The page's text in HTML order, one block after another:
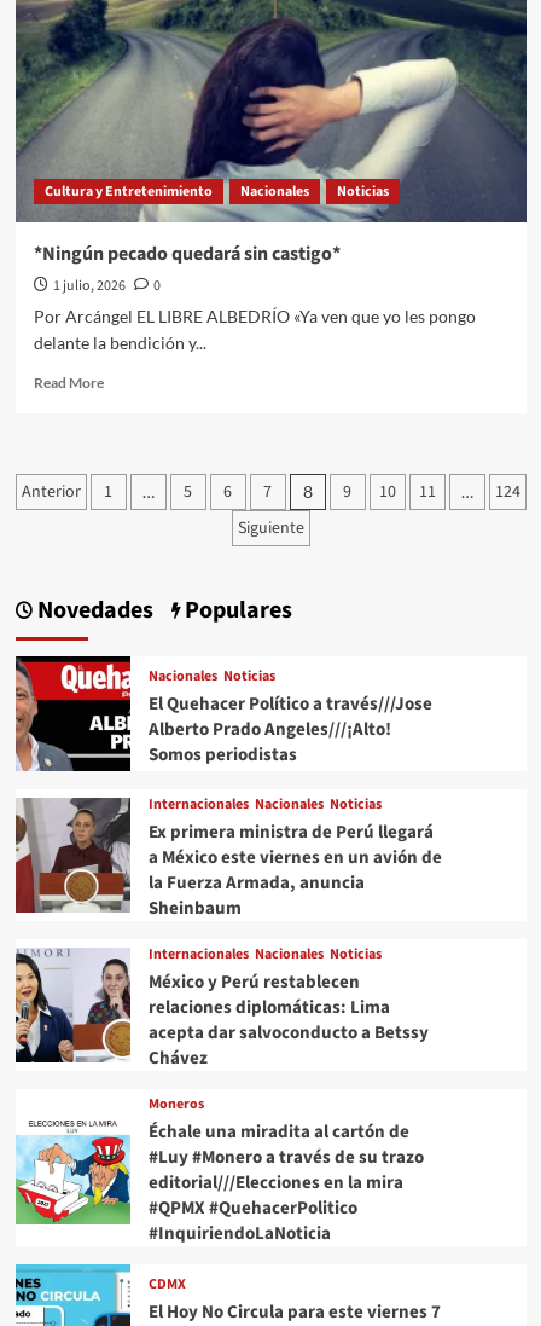
través///Jose
Alberto
Prado
Angeles///La
en
caída
Cultura y Entretenimiento Nacionales Noticias
*Ningún pecado quedará sin castigo*
1 julio, 2026
0
Por Arcángel EL LIBRE ALBEDRÍO «Ya ven que yo les pongo
delante la bendición y...
Read MoreRead
pecado
quedará
Paginación
Anterior 1 … 5 6 7 8 9 10 11 …
124
Siguiente
Novedades Populares
Nacionales Noticias
El Quehacer Político a través///Jose
Alberto Prado Angeles///¡Alto!
Somos periodistas
Internacionales Nacionales Noticias
Ex primera ministra de Perú llegará
a México este viernes en un avión de
la Fuerza Armada, anuncia
Sheinbaum
Internacionales Nacionales Noticias
México y Perú restablecen
relaciones diplomáticas: Lima
acepta dar salvoconducto a Betssy
Chávez
Moneros
Échale una miradita al cartón de
#Luy #Monero a través de su trazo
editorial///Elecciones en la mira
#QPMX #QuehacerPolitico
#InquiriendoLaNoticia
CDMX
El Hoy No Circula para este viernes 7